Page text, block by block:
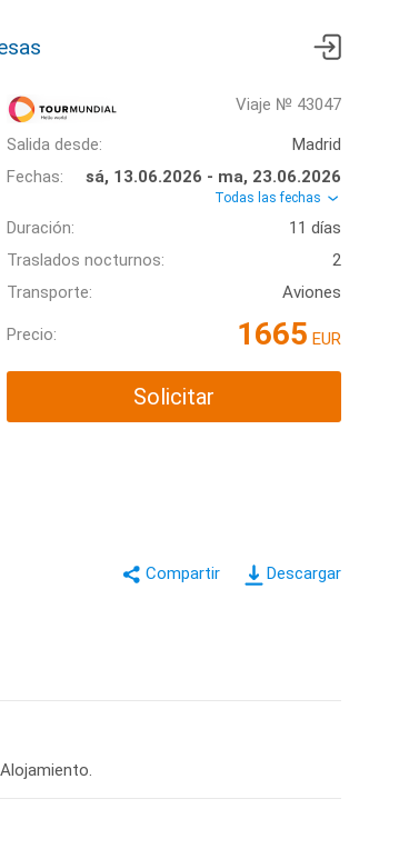
Viaje № 43047
Salida desde:
Madrid
Fechas:
sá, 13.06.2026 - ma, 23.06.2026
Todas las fechas
Duración:
11 días
Traslados nocturnos:
2
Transporte:
Aviones
Precio: 1665 EUR
Solicitar
Descargar